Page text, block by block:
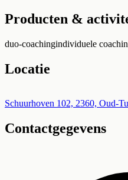
Producten &
duo-coachingindividuele
Locatie
+
−
Schuurhoven 102, 2360, Oud-
Contactgegevens